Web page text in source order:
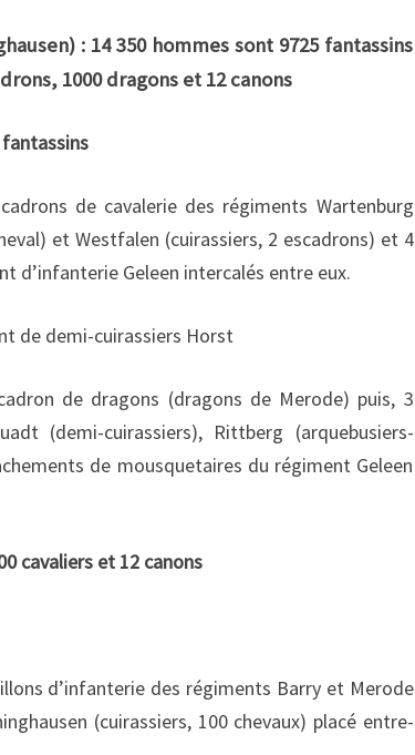
: 14 350 hommes sont 9725 fantassins
1000 dragons et 12 canons
fantassins
de cavalerie des régiments Wartenburg
et Westfalen (cuirassiers, 2 escadrons) et 4
d’infanterie Geleen intercalés entre eux.
de demi-cuirassiers Horst
de dragons (dragons de Merode) puis, 3
(demi-cuirassiers), Rittberg (arquebusiers-
de mousquetaires du régiment Geleen
cavaliers et 12 canons
d’infanterie des régiments Barry et Merode
(cuirassiers, 100 chevaux) placé entre-